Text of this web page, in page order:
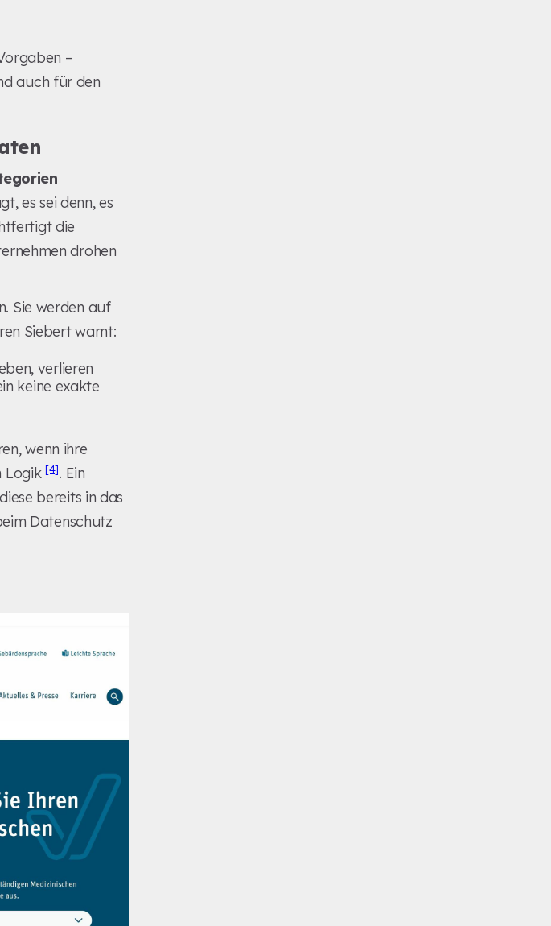
–
auch für den
es sei denn, es
die
drohen
Sie werden auf
Siebert warnt:
verlieren
keine exakte
wenn ihre
Logik[4]. Ein
bereits in das
Datenschutz